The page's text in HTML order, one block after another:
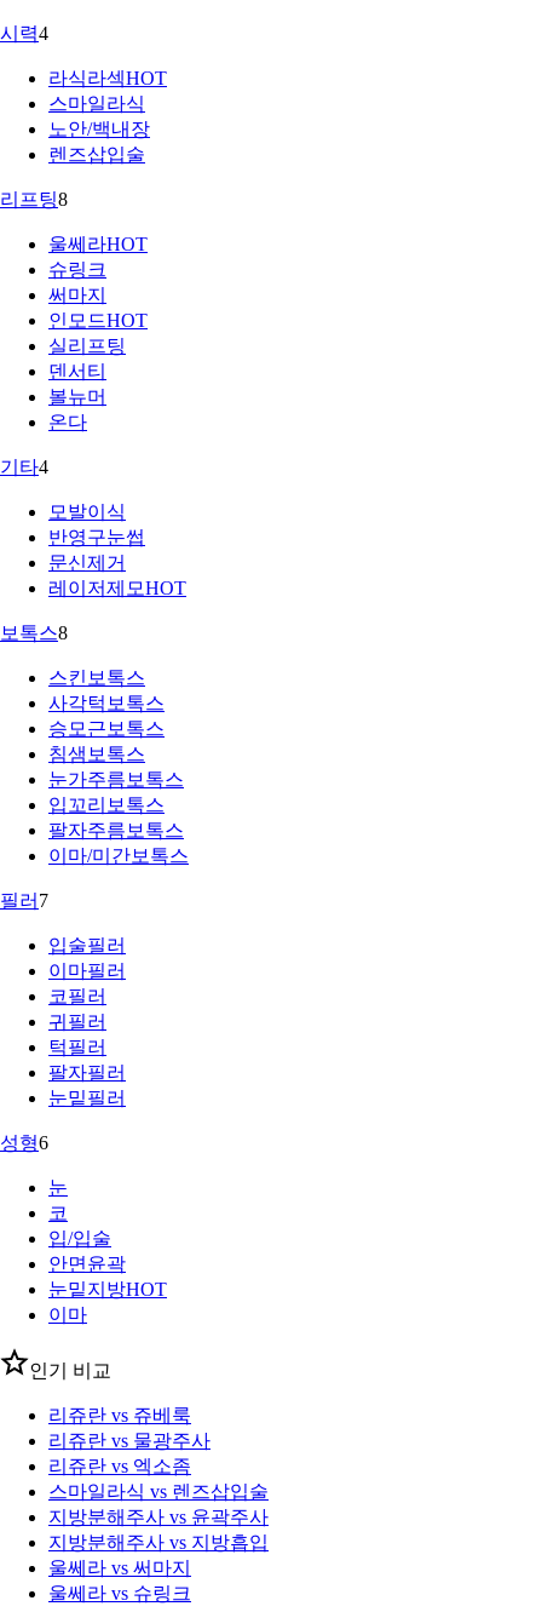
시력4
라식라섹HOT
스마일라식
노안/백내장
렌즈삽입술
리프팅8
울쎄라HOT
슈링크
써마지
인모드HOT
실리프팅
덴서티
볼뉴머
온다
기타4
모발이식
반영구눈썹
문신제거
레이저제모HOT
보톡스8
스킨보톡스
사각턱보톡스
승모근보톡스
침샘보톡스
눈가주름보톡스
입꼬리보톡스
팔자주름보톡스
이마/미간보톡스
필러 7
입술필러
이마필러
코필러
귀필러
턱필러
팔자필러
눈밑필러
성형6
눈
코
입/입술
안면윤곽
눈밑지방HOT
이마
인기 비교
리쥬란 vs 쥬베룩
리쥬란 vs 물광주사
리쥬란 vs 엑소좀
스마일라식 vs 렌즈삽입술
지방분해주사 vs 윤곽주사
지방분해주사 vs 지방흡입
울쎄라 vs 써마지
울쎄라 vs 슈링크